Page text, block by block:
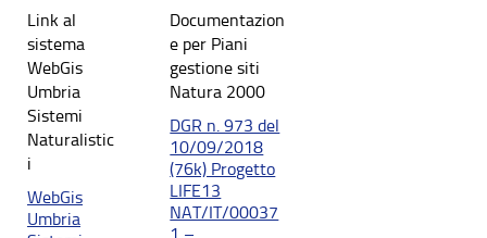
Link al
sistema
WebGis
Umbria
Sistemi
Naturalistic
i
WebGis
Umbria
Documentazion
e per Piani
gestione siti
Natura 2000
DGR n. 973 del
10/09/2018
(76k) Progetto
LIFE13
NAT/IT/00037